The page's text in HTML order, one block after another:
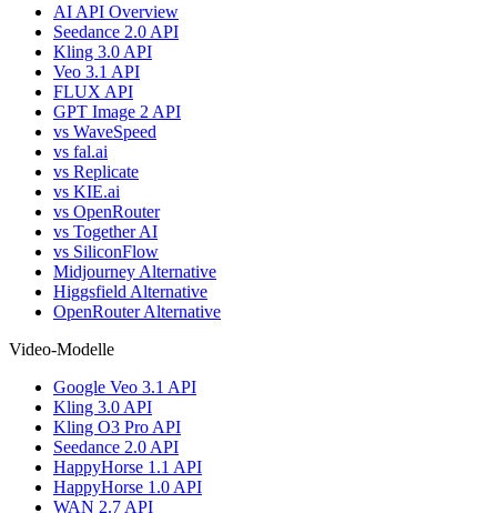
AI API Overview
Seedance 2.0 API
Kling 3.0 API
Veo 3.1 API
FLUX API
GPT Image 2 API
vs WaveSpeed
vs fal.ai
vs Replicate
vs KIE.ai
vs OpenRouter
vs Together AI
vs SiliconFlow
Midjourney Alternative
Higgsfield Alternative
OpenRouter Alternative
Video-Modelle
Google Veo 3.1 API
Kling 3.0 API
Kling O3 Pro API
Seedance 2.0 API
HappyHorse 1.1 API
HappyHorse 1.0 API
WAN 2.7 API